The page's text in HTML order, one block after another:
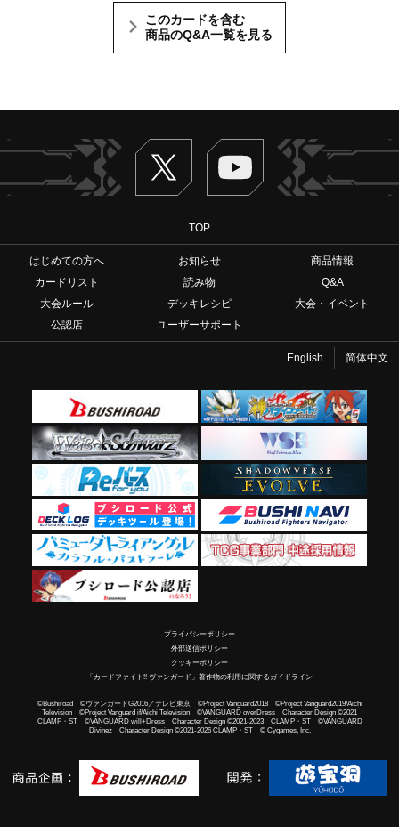
このカードを含む
商品のQ&A一覧を見る
Twitter ヴァンガードch
TOP
はじめての方へ お知らせ
商品情報
カードリスト
読み物
Q&A
大会ルール
デッキレシピ
大会・イベント
公認店
ユーザーサポート
English 简体中文
プライバシーポリシー
外部送信ポリシー
クッキーポリシー
「カードファイト!! ヴァンガード」著作物の利用に関するガイドライン
©Bushiroad ©ヴァンガードG2016／テレビ東京 ©Project Vanguard2018 ©Project Vanguard2019/Aichi
Television ©Project Vanguard if/Aichi Television ©VANGUARD overDress Character Design ©2021
CLAMP・ST ©VANGUARD will+Dress Character Design ©2021-2023 CLAMP・ST ©VANGUARD
Divinez Character Design ©2021-2026 CLAMP・ST © Cygames, Inc.